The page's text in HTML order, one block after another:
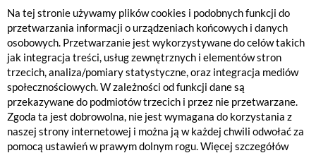
info@fabrykarowerow.com
Reklamacje
sklep@fabrykarowerow.com
Serwis 505 700 393
serwis@fabrykarowerow.com
Bikefitting 451 159 109
fitting@fabrykarowerow.com
Na tej stronie używamy plików cookies i podobnych funkcji do
przetwarzania informacji o urządzeniach końcowych i danych
osobowych. Przetwarzanie jest wykorzystywane do celów takich
jak integracja treści, usług zewnętrznych i elementów stron
trzecich, analiza/pomiary statystyczne, oraz integracja mediów
społecznościowych. W zależności od funkcji dane są
przekazywane do podmiotów trzecich i przez nie przetwarzane.
Zgoda ta jest dobrowolna, nie jest wymagana do korzystania z
naszej strony internetowej i można ją w każdej chwili odwołać za
pomocą ustawień w prawym dolnym rogu. Więcej szczegółów